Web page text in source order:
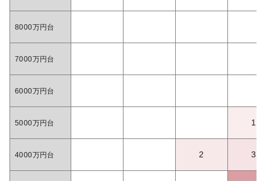
8000万円台
7000万円台
6000万円台
5000万円台 1
4000万円台 2 3